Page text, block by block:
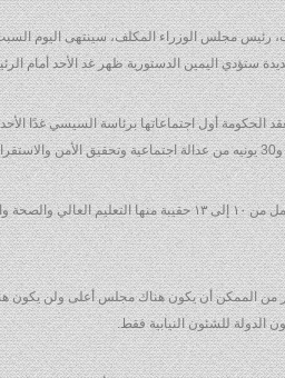
مجلس الوزراء المكلف، سينتهى اليوم السبت،
ستؤدي اليمين الدستورية ظهر غد الأحد أمام
الحكومة أول اجتماعاتها برئاسة السيسي غدًا
وأضاف المصدر في تصريحات خاصة، أن التغيير سيشمل من ١٠ إلى
الممكن أن يكون هناك مجلس أعلى ولن يكون هناك
الدولة للشئون النيابية فقط.